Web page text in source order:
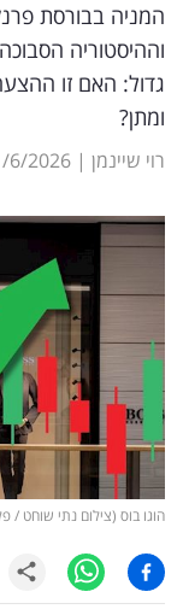
שיווק
ופרסום
משפט
ומחקרים
רכילות
עסקית
קריפטו
ויראלי
עסקי
המניה בבורסת
וההיסטוריה
גדול: האם זו
ומתן?
רוי שיינמן |
6/2026
הוגו בוס (צילום נתי שוחט /